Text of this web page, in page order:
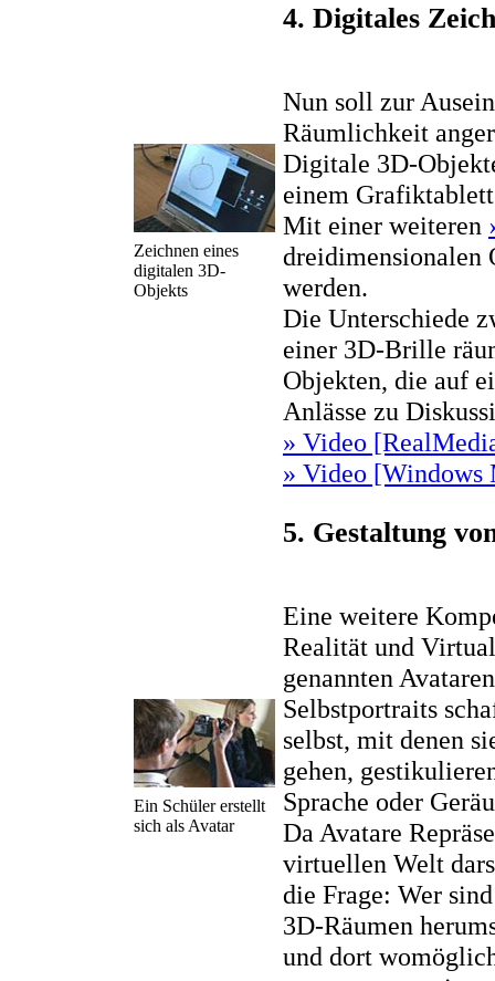
Zeichnen eines
digitalen 3D-
Objekts
4. Digitales
Nun soll zur
Räumlichkeit
Digitale 3D-
einem
Mit einer weiteren
dreidimensionalen
werden.
Die Unterschiede
einer 3D-Brille
Objekten, die auf
Anlässe zu
» Video
» Video [Windows
Ein Schüler erstellt
sich als Avatar
5. Gestaltung
Eine weitere
Realität und
genannten
Selbstportraits
selbst, mit denen
gehen,
Sprache oder
Da Avatare
virtuellen Welt
die Frage: Wer
3D-Räumen
und dort